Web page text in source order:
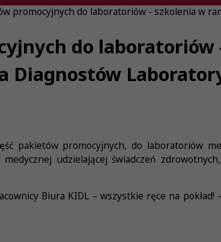
promocyjnych do laboratoriów - szkolenia w
do laboratoriów
Diagnostów
pakietów promocyjnych, do laboratoriów
udzielającej świadczeń
Biura KIDL – wszystkie ręce na